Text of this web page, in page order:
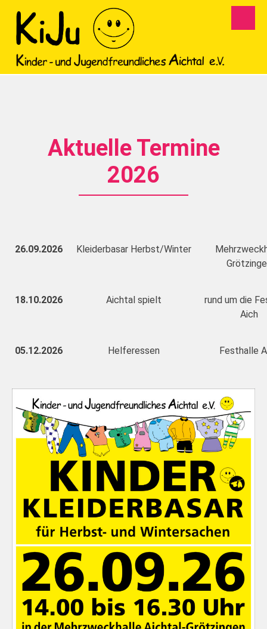
Aktuelle Termine
2026
26.09.2026 Kleiderbasar Herbst/Winter
18.10.2026 Aichtal spielt
rund um die
Aich
05.12.2026 Helferessen Festhalle